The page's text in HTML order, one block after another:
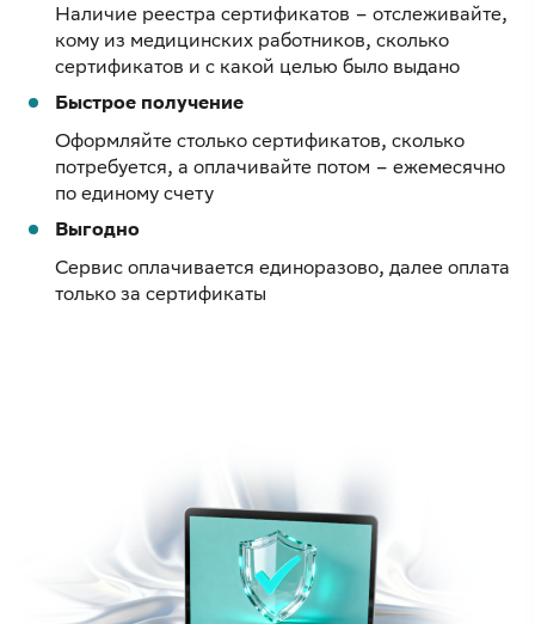
Наличие реестра сертификатов – отслеживайте,
кому из медицинских работников, сколько
сертификатов и с какой целью было выдано
Быстрое получение
Оформляйте столько сертификатов, сколько
потребуется, а оплачивайте потом – ежемесячно
по единому счету
Выгодно
Сервис оплачивается единоразово, далее оплата
только за сертификаты